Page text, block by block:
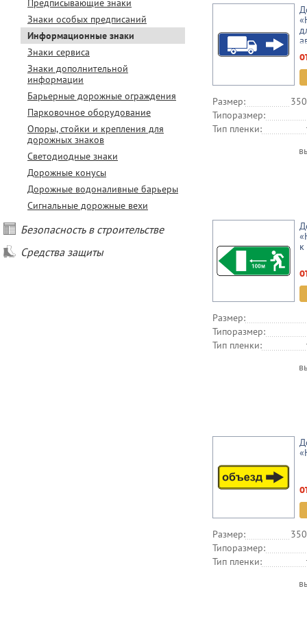
Предписывающие знаки
Знаки особых предписаний
Информационные знаки
Знаки сервиса
Знаки дополнительной
информации
Барьерные дорожные ограждения
Парковочное оборудование
Опоры, стойки и крепления для
дорожных знаков
Светодиодные знаки
Дорожные конусы
Дорожные водоналивные барьеры
Сигнальные дорожные вехи
Безопасность в строительстве
Средства защиты
Размер:
Типоразмер:
Тип пленки:
Размер:
Типоразмер:
Тип пленки:
Размер:
Типоразмер:
Тип пленки: